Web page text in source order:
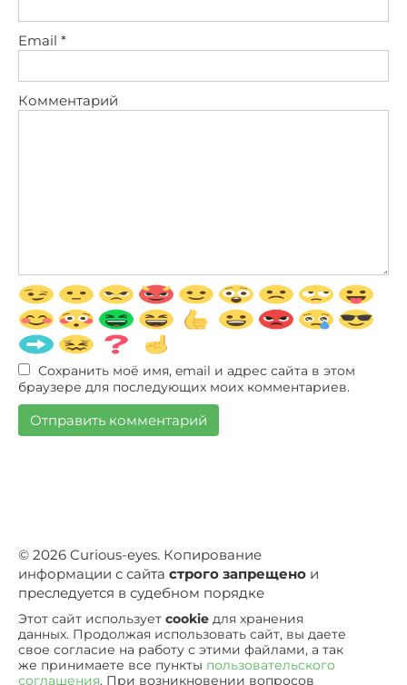
Email *
Комментарий
Сохранить моё имя, email и адрес сайта в этом
браузере для последующих моих комментариев.
© 2026 Curious-eyes. Копирование
информации с сайта строго запрещено и
преследуется в судебном порядке
Этот сайт использует cookie для хранения
данных. Продолжая использовать сайт, вы даете
свое согласие на работу с этими файлами, а так
же принимаете все пункты пользовательского
соглашения. При возникновении вопросов